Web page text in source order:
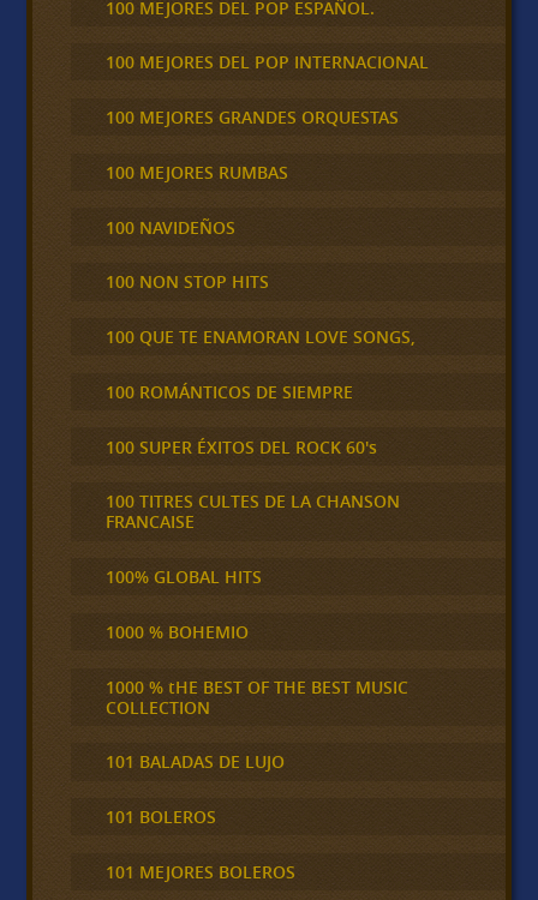
100 MEJORES DEL POP ESPAÑOL.
100 MEJORES DEL POP INTERNACIONAL
100 MEJORES GRANDES ORQUESTAS
100 MEJORES RUMBAS
100 NAVIDEÑOS
100 NON STOP HITS
100 QUE TE ENAMORAN LOVE SONGS,
100 ROMÁNTICOS DE SIEMPRE
100 SUPER ÉXITOS DEL ROCK 60's
100 TITRES CULTES DE LA CHANSON
FRANCAISE
100% GLOBAL HITS
1000 % BOHEMIO
1000 % tHE BEST OF THE BEST MUSIC
COLLECTION
101 BALADAS DE LUJO
101 BOLEROS
101 MEJORES BOLEROS